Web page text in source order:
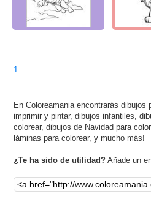
1
En Coloreamania encontrarás dibujos
imprimir y pintar, dibujos infantiles,
colorear, dibujos de Navidad para
láminas para colorear, y mucho más!
¿Te ha sido de utilidad? Añade un